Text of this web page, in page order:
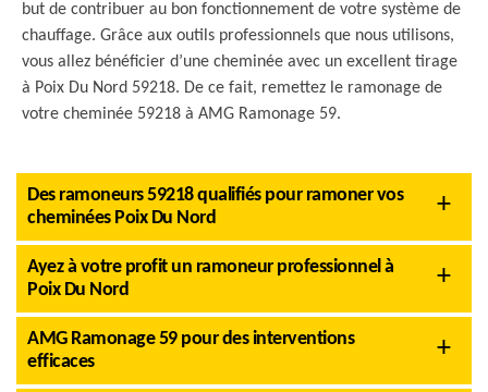
but de contribuer au bon fonctionnement de votre système de
chauffage. Grâce aux outils professionnels que nous utilisons,
vous allez bénéficier d’une cheminée avec un excellent tirage
à Poix Du Nord 59218. De ce fait, remettez le ramonage de
votre cheminée 59218 à AMG Ramonage 59.
Des ramoneurs 59218 qualifiés pour ramoner vos
cheminées Poix Du Nord
Ayez à votre profit un ramoneur professionnel à
Poix Du Nord
AMG Ramonage 59 pour des interventions
efficaces